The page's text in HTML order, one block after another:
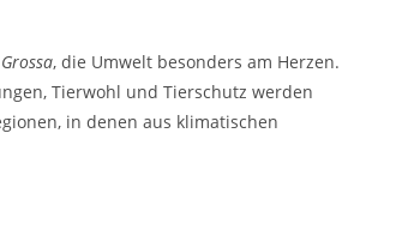
, die Umwelt besonders am Herzen.
Tierwohl und Tierschutz werden
in denen aus klimatischen